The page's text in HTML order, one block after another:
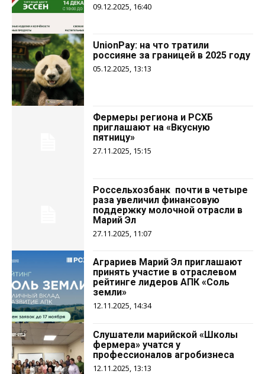
09.12.2025, 16:40
UnionPay: на что тратили
россияне за границей в 2025 году
05.12.2025, 13:13
Фермеры региона и РСХБ
приглашают на «Вкусную
пятницу»
27.11.2025, 15:15
Россельхозбанк почти в четыре
раза увеличил финансовую
поддержку молочной отрасли в
Марий Эл
27.11.2025, 11:07
Аграриев Марий Эл приглашают
принять участие в отраслевом
рейтинге лидеров АПК «Соль
земли»
12.11.2025, 14:34
Слушатели марийской «Школы
фермера» учатся у
профессионалов агробизнеса
12.11.2025, 13:13